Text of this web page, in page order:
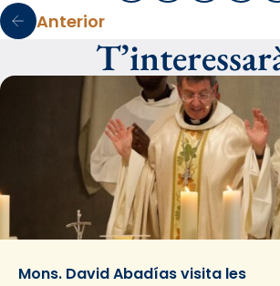
Anterior
Mons. David Abadías visita les